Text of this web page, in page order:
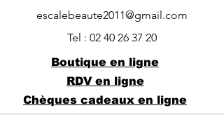
escalebeaute2011@gmail.com
Tel : 02 40 26 37 20
Boutique en ligne
RDV en ligne
Chèques cadeaux en ligne